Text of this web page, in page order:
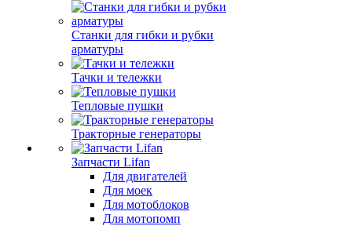
Станки для гибки и рубки
арматуры
Тачки и тележки
Тепловые пушки
Тракторные генераторы
Запчасти Lifan
Для двигателей
Для моек
Для мотоблоков
Для мотопомп